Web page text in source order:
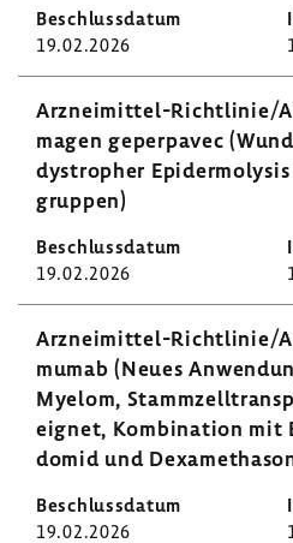
19.02.2026
Arzneimittel-​​​​Richt­linie/
magen geper­pavec
dystro­pher
gruppen)
19.02.2026
Arzneimittel-​​​​Richt­linie/
mumab (Neues
Myelom,
eignet, Kombi­na­tion mit
domid und
19.02.2026